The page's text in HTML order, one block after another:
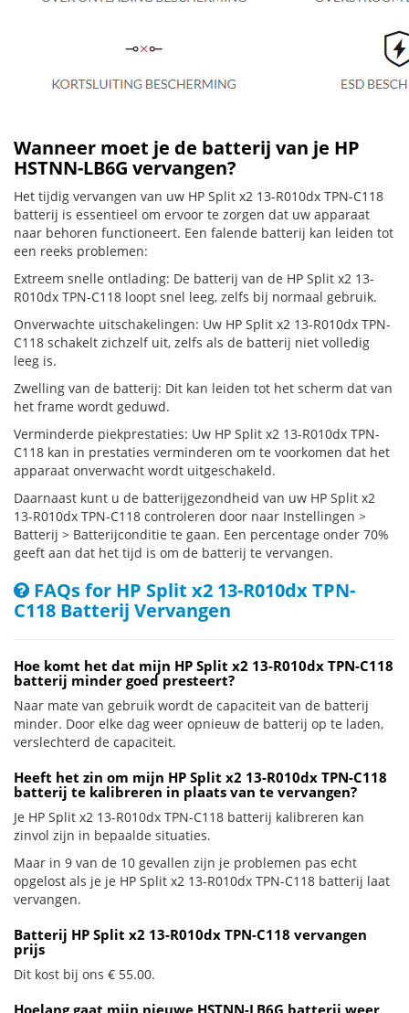
Wanneer moet je de batterij van je HP
HSTNN-LB6G vervangen?
Het tijdig vervangen van uw HP Split x2 13-R010dx TPN-C118
batterij is essentieel om ervoor te zorgen dat uw apparaat
naar behoren functioneert. Een falende batterij kan leiden tot
een reeks problemen:
Extreem snelle ontlading: De batterij van de HP Split x2 13-
R010dx TPN-C118 loopt snel leeg, zelfs bij normaal gebruik.
Onverwachte uitschakelingen: Uw HP Split x2 13-R010dx TPN-
C118 schakelt zichzelf uit, zelfs als de batterij niet volledig
leeg is.
Zwelling van de batterij: Dit kan leiden tot het scherm dat van
het frame wordt geduwd.
Verminderde piekprestaties: Uw HP Split x2 13-R010dx TPN-
C118 kan in prestaties verminderen om te voorkomen dat het
apparaat onverwacht wordt uitgeschakeld.
Daarnaast kunt u de batterijgezondheid van uw HP Split x2
13-R010dx TPN-C118 controleren door naar Instellingen >
Batterij > Batterijconditie te gaan. Een percentage onder 70%
geeft aan dat het tijd is om de batterij te vervangen.
FAQs for HP Split x2 13-R010dx TPN-
C118 Batterij Vervangen
Hoe komt het dat mijn HP Split x2 13-R010dx TPN-C118
batterij minder goed presteert?
Naar mate van gebruik wordt de capaciteit van de batterij
minder. Door elke dag weer opnieuw de batterij op te laden,
verslechterd de capaciteit.
Heeft het zin om mijn HP Split x2 13-R010dx TPN-C118
batterij te kalibreren in plaats van te vervangen?
Je HP Split x2 13-R010dx TPN-C118 batterij kalibreren kan
zinvol zijn in bepaalde situaties.
Maar in 9 van de 10 gevallen zijn je problemen pas echt
opgelost als je je HP Split x2 13-R010dx TPN-C118 batterij laat
vervangen.
Batterij HP Split x2 13-R010dx TPN-C118 vervangen
prijs
Dit kost bij ons € 55.00.
Hoelang gaat mijn nieuwe HSTNN-LB6G batterij weer